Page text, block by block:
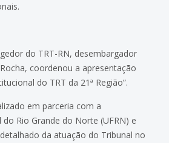
do TRT-RN, desembargador
coordenou a apresentação
do TRT da 21ª Região”.
em parceria com a
do Rio Grande do Norte (UFRN) e
da atuação do Tribunal no